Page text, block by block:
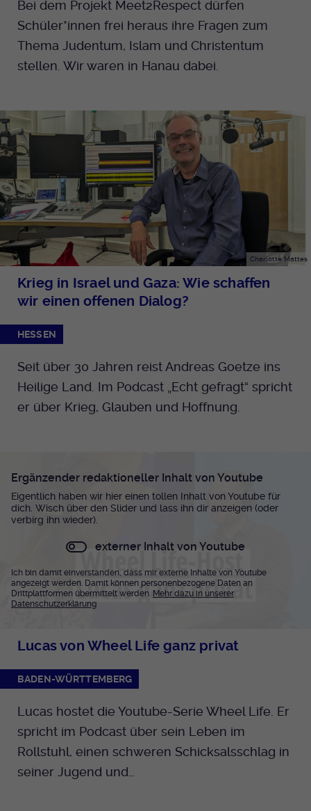
Bei dem Projekt Meet2Respect dürfen
Schüler*innen frei heraus ihre Fragen zum
Thema Judentum, Islam und Christentum
stellen. Wir waren in Hanau dabei.
Charlotte Mattes
Krieg in Israel und Gaza: Wie schaffen
wir einen offenen Dialog?
HESSEN
Seit über 30 Jahren reist Andreas Goetze ins
Heilige Land. Im Podcast „Echt gefragt“ spricht
er über Krieg, Glauben und Hoffnung.
Ergänzender redaktioneller Inhalt von Youtube
Eigentlich haben wir hier einen tollen Inhalt von Youtube für
dich. Wisch über den Slider und lass ihn dir anzeigen (oder
verbirg ihn wieder).
externer Inhalt von Youtube
Ich bin damit einverstanden, dass mir externe Inhalte von Youtube
angezeigt werden. Damit können personenbezogene Daten an
Drittplattformen übermittelt werden. Mehr dazu in unserer
Datenschutzerklärung
Lucas von Wheel Life ganz privat
BADEN-WÜRTTEMBERG
Lucas hostet die Youtube-Serie Wheel Life. Er
spricht im Podcast über sein Leben im
Rollstuhl, einen schweren Schicksalsschlag in
seiner Jugend und…